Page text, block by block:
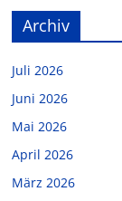
Archiv
Juli 2026
Juni 2026
Mai 2026
April 2026
März 2026